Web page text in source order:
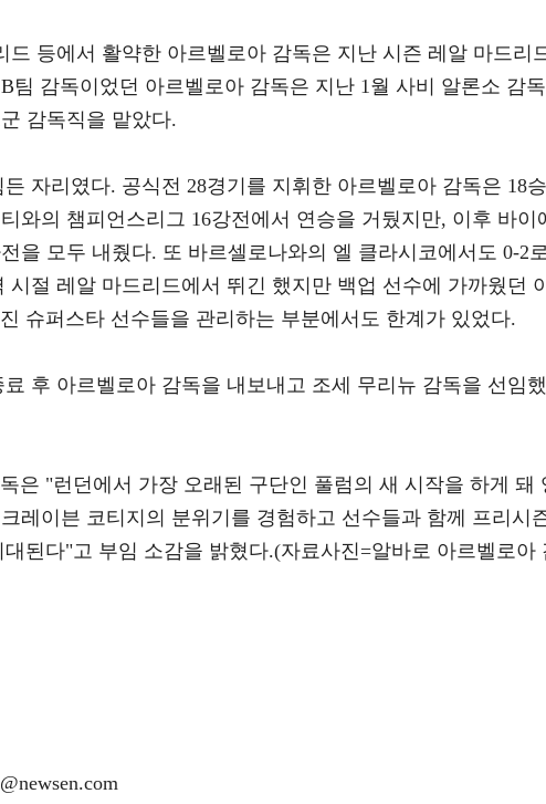
드 등에서 활약한 아르벨로아 감독은 지난 시즌 레알 마드리
팀 감독이었던 아르벨로아 감독은 지난 1월 사비 알론소 감독
감독직을 맡았다.
자리였다. 공식전 28경기를 지휘한 아르벨로아 감독은 18
와의 챔피언스리그 16강전에서 연승을 거뒀지만, 이후 바이
을 모두 내줬다. 또 바르셀로나와의 엘 클라시코에서도 0-2
시절 레알 마드리드에서 뛰긴 했지만 백업 선수에 가까웠던
슈퍼스타 선수들을 관리하는 부분에서도 한계가 있었다.
후 아르벨로아 감독을 내보내고 조세 무리뉴 감독을 선임했
은 "런던에서 가장 오래된 구단인 풀럼의 새 시작을 하게 돼
레이븐 코티지의 분위기를 경험하고 선수들과 함께 프리시
된다"고 부임 소감을 밝혔다.(자료사진=알바로 아르벨로아